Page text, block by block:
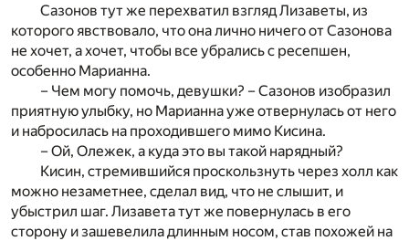
Сазонов тут же перехватил взгляд Лизаветы, из
которого явствовало, что она лично ничего от Сазонова
не хочет, а хочет, чтобы все убрались с ресепшен,
особенно Марианна.
– Чем могу помочь, девушки? – Сазонов изобразил
приятную улыбку, но Марианна уже отвернулась от него
и набросилась на проходившего мимо Кисина.
– Ой, Олежек, а куда это вы такой нарядный?
Кисин, стремившийся проскользнуть через холл как
можно незаметнее, сделал вид, что не слышит, и
убыстрил шаг. Лизавета тут же повернулась в его
сторону и зашевелила длинным носом, став похожей на